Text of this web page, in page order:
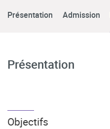
Présentation Admission
Présentation
Objectifs